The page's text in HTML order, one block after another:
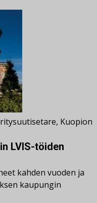
are, Kuopion
LVIS-töiden
kahden vuoden ja
kaupungin